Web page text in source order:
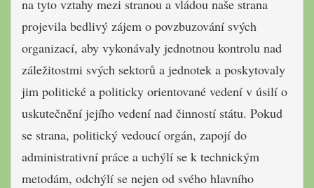
na tyto vztahy mezi stranou a vládou naše strana
projevila bedlivý zájem o povzbuzování svých
organizací, aby vykonávaly jednotnou kontrolu nad
záležitostmi svých sektorů a jednotek a poskytovaly
jim politické a politicky orientované vedení v úsilí o
uskutečnění jejího vedení nad činností státu. Pokud
se strana, politický vedoucí orgán, zapojí do
administrativní práce a uchýlí se k technickým
metodám, odchýlí se nejen od svého hlavního